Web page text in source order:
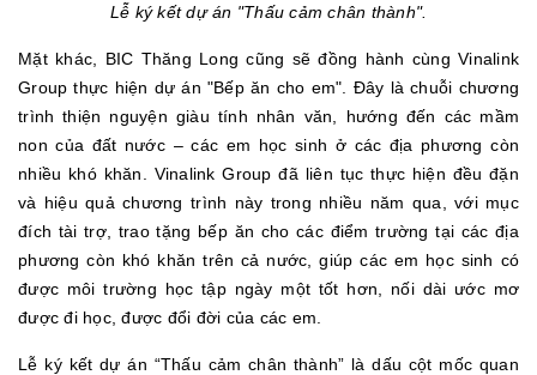
Lễ ký kết dự án "Thấu cảm chân thành".
Mặt khác, BIC Thăng Long cũng sẽ đồng hành cùng Vinalink
Group thực hiện dự án "Bếp ăn cho em". Đây là chuỗi chương
trình thiện nguyện giàu tính nhân văn, hướng đến các mầm
non của đất nước – các em học sinh ở các địa phương còn
nhiều khó khăn. Vinalink Group đã liên tục thực hiện đều đặn
và hiệu quả chương trình này trong nhiều năm qua, với mục
đích tài trợ, trao tặng bếp ăn cho các điểm trường tại các địa
phương còn khó khăn trên cả nước, giúp các em học sinh có
được môi trường học tập ngày một tốt hơn, nối dài ước mơ
được đi học, được đổi đời của các em.
Lễ ký kết dự án “Thấu cảm chân thành” là dấu cột mốc quan